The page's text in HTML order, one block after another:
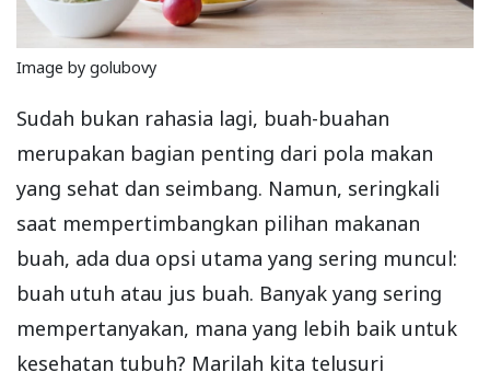
Image by golubovy
Sudah bukan rahasia lagi, buah-buahan
merupakan bagian penting dari pola makan
yang sehat dan seimbang. Namun, seringkali
saat mempertimbangkan pilihan makanan
buah, ada dua opsi utama yang sering muncul:
buah utuh atau jus buah. Banyak yang sering
mempertanyakan, mana yang lebih baik untuk
kesehatan tubuh? Marilah kita telusuri